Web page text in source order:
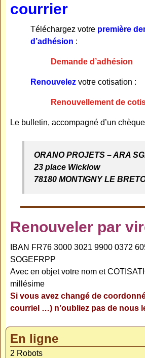
courrier
Téléchargez votre première
d’adhésion :
Demande d’adhésion
Renouvelezvotre cotisation :
Renouvellement de
Le bulletin, accompagné d’un
ORANO PROJETS – ARA
23 place Wicklow
78180 MONTIGNY LE
Renouveler par
IBAN FR76 3000 3021 9900 0372
SOGEFRPP
Avec en objet votre nom et
millésime
Si vous avez changé de
courriel …)n’oubliez pas de nous
En ligne
2 Robots